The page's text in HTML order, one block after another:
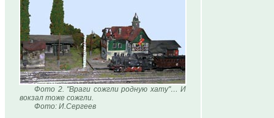
Фото 2. "Враги сожгли родную хату"… И
вокзал тоже сожгли.
Фото: И.Сергеев